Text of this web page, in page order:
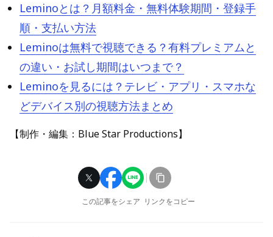
Leminoとは？月額料金・無料体験期間・登録手
順・支払い方法
Leminoは無料で視聴できる？有料プレミアムと
の違い・お試し期間はいつまで？
Leminoを見るには？テレビ・アプリ・スマホな
どデバイス別の視聴方法まとめ
【制作・編集：Blue Star Productions】
この記事をシェア リンクをコピー